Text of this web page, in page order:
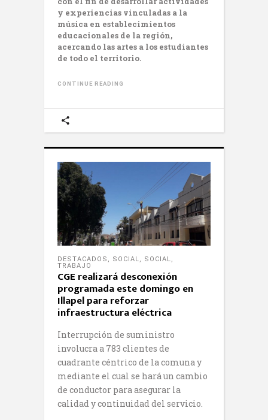
y experiencias vinculadas a la
música en establecimientos
educacionales de la región,
acercando las artes a los estudiantes
de todo el territorio.
CONTINUE READING
DESTACADOS , SOCIAL, SOCIAL,
TRABAJO
CGE realizará desconexión
programada este domingo en
Illapel para reforzar
infraestructura eléctrica
Interrupción de suministro
involucra a 783 clientes de
cuadrante céntrico de la comuna y
mediante el cual se hará un cambio
de conductor para asegurar la
calidad y continuidad del servicio.